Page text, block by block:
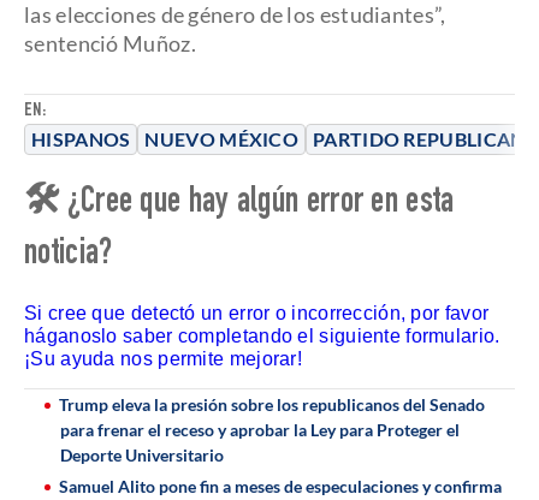
EN:
HISPANOS NUEVO MÉXICO PARTIDO
las elecciones de género de los estudiantes”,
sentenció Muñoz.
🛠 ¿Cree que hay algún error en esta
noticia?
Si cree que detectó un error o incorrección, por favor
háganoslo saber completando el siguiente formulario.
¡Su ayuda nos permite mejorar!
Trump eleva la presión sobre los republicanos del Senado
para frenar el receso y aprobar la Ley para Proteger el
Deporte Universitario
Samuel Alito pone fin a meses de especulaciones y confirma